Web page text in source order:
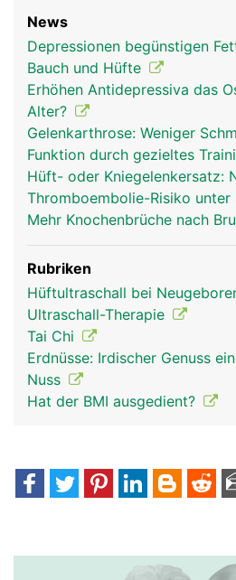
News
Depressionen begünstigen
Bauch und Hüfte
Erhöhen Antidepressiva das
Alter?
Gelenkarthrose: Weniger
Funktion durch gezieltes
Hüft- oder Kniegelenkersatz:
Thromboembolie-Risiko unter
Mehr Knochenbrüche nach
Rubriken
Hüftultraschall bei
Ultraschall-Therapie
Tai Chi
Erdnüsse: Irdischer Genuss
Nuss
Hat der BMI ausgedient?